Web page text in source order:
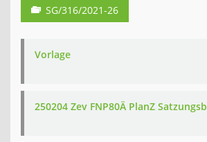
SG/316/2021-26
Vorlage
250204 Zev FNP80Ä PlanZ Satzungsb